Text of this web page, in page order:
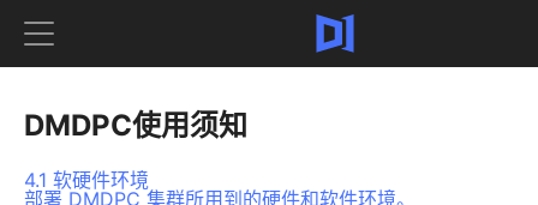
DMDPC使用须知
4.1 软硬件环境
部署 DMDPC 集群所用到的硬件和软件环境。